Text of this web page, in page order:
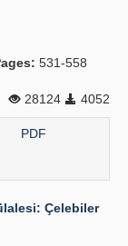
531-558
28124
4052
PDF
Çelebiler